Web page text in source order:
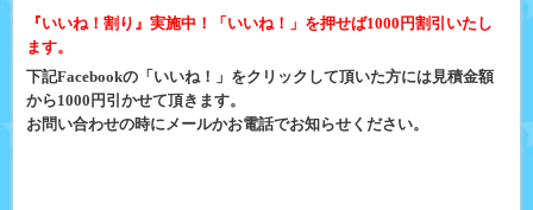
『いいね！割り』実施中！「いいね！」を押せば1000円割引いたし
ます。
下記Facebookの「いいね！」をクリックして頂いた方には見積金額
から1000円引かせて頂きます。
お問い合わせの時にメールかお電話でお知らせください。